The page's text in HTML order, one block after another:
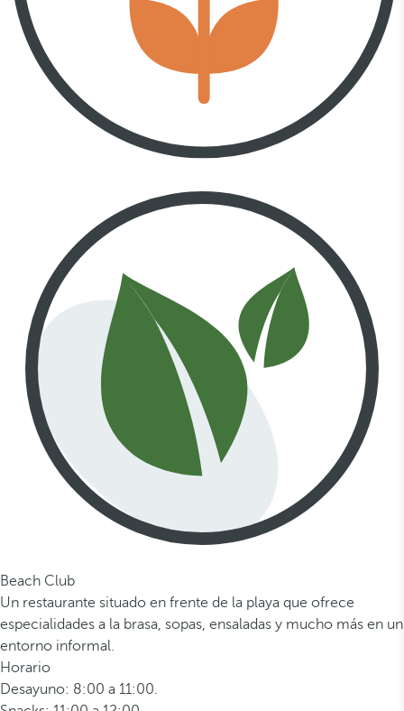
Beach Club
Un restaurante situado en frente de la playa que ofrece
especialidades a la brasa, sopas, ensaladas y mucho más en un
entorno informal.
Horario
Desayuno: 8:00 a 11:00.